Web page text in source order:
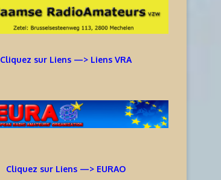
Cliquez sur Liens —> Liens VRA
Cliquez sur Liens —> EURAO